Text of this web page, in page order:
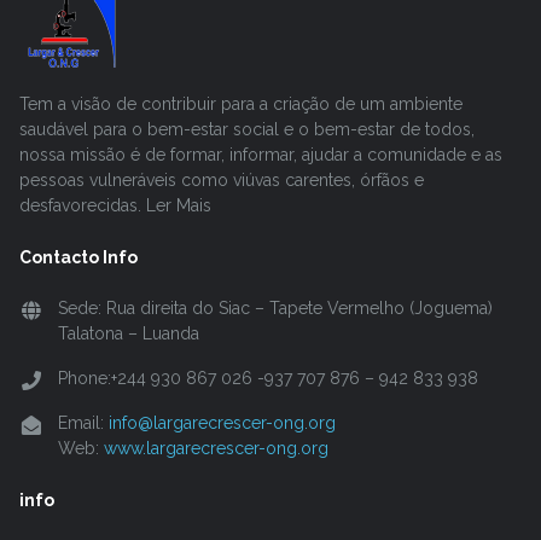
Tem a visão de contribuir para a criação de um ambiente
saudável para o bem-estar social e o bem-estar de todos,
nossa missão é de formar, informar, ajudar a comunidade e as
pessoas vulneráveis como viúvas carentes, órfãos e
desfavorecidas. Ler Mais
Contacto Info
Sede: Rua direita do Siac – Tapete Vermelho (Joguema)
Talatona – Luanda
Phone:+244 930 867 026 -937 707 876 – 942 833 938
Email: info@largarecrescer-ong.org
Web: www.largarecrescer-ong.org
info